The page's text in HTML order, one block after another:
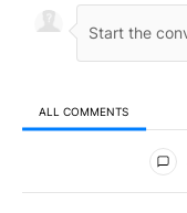
ALL COMMENTS
All Comments